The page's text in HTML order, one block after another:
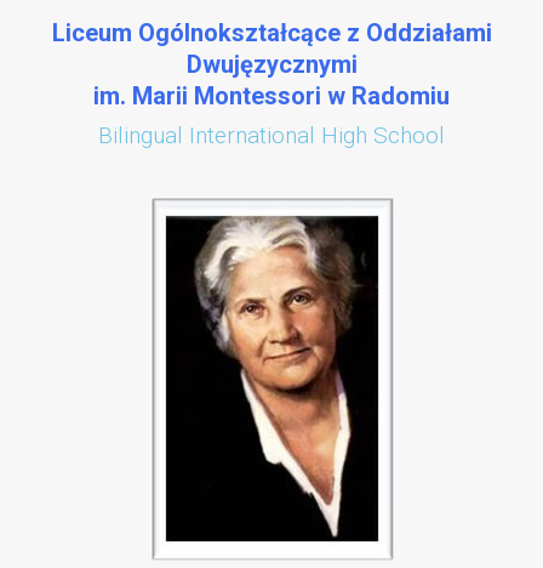
Liceum Ogólnokształcące z Oddziałami
Dwujęzycznymi
im. Marii Montessori w Radomiu
Bilingual International High School